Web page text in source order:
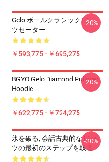
Gelo ボールクラシックTシャ
ツセーター
￥593,775 - ￥695,275
-20%
BGYO Gelo Diamond Pullover
Hoodie
￥622,775 - ￥724,275
-20%
氷を破る, 会話古典的なTシャ
ツの最初のステップを取る
-20%